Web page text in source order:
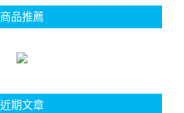
商品推薦
近期文章